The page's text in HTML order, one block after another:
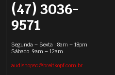
(47) 3036-
9571
Segunda – Sexta : 8am – 18pm
Sábado: 9am – 12am
audishopsc@breitkopf.com.br